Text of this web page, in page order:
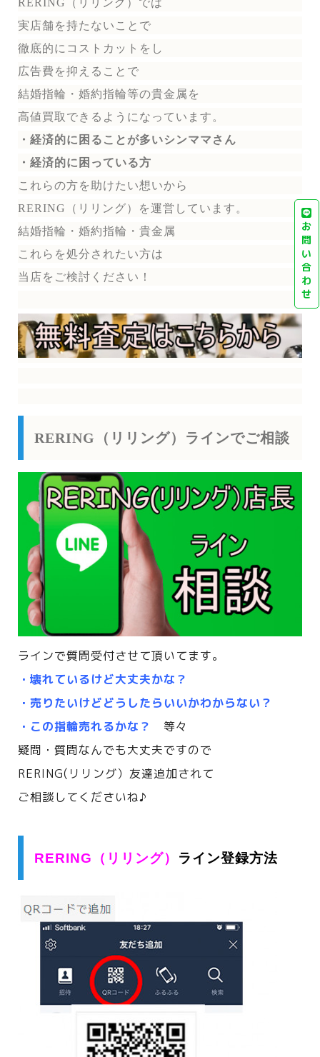
実店舗を持たないことで
徹底的にコストカットをし
広告費を抑えることで
結婚指輪・婚約指輪等の貴金属を
高値買取できるようになっています。
・経済的に困ることが多いシンママさん
・経済的に困っている方
これらの方を助けたい想いから
RERING（リリング）を運営しています。
結婚指輪・婚約指輪・貴金属
これらを処分されたい方は
当店をご検討ください！
RERING（リリング）ラインでご相談
ラインで質問受付させて頂いてます。
・壊れているけど大丈夫かな？
・売りたいけどどうしたらいいかわからない？
・この指輪売れるかな？
等々
疑問・質問なんでも大丈夫ですので
RERING(リリング）友達追加されて
ご相談してくださいね♪
RERING（リリング） ライン登録方法
お
問
い
合
わ
せ